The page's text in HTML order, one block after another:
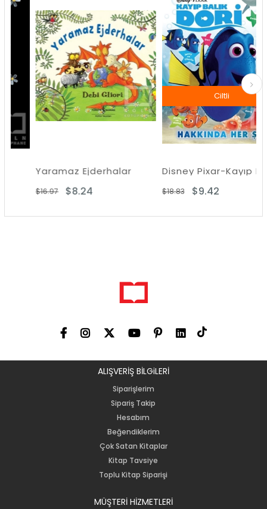
Yaramaz Ejderhalar
$8.24
$16.97
%51İndirim
Disney Pixar-Kayıp Balık Dori Hakkında Her Şey
$9.42
$18.83
ALIŞVERİŞ BİLGiLERİ
Siparişlerim
Sipariş Takip
Hesabım
Beğendiklerim
Çok Satan Kitaplar
Kitap Tavsiye
Toplu Kitap Siparişi
MÜŞTERİ HİZMETLERİ